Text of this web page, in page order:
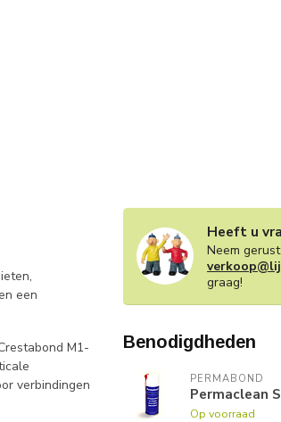
een
M1-
verbindingen
Heeft u
Neem
graag!
Benodigdheden
PERMABOND
Permaclean
Op voorraad